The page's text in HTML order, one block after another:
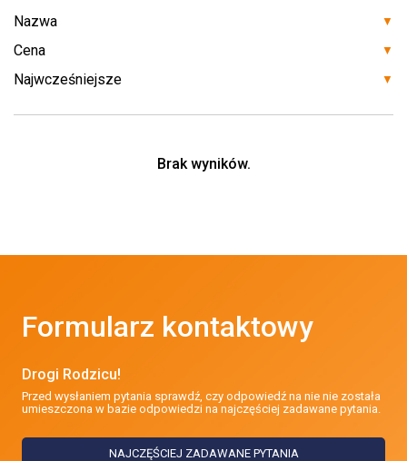
▼
▼
▼
Brak wyników.
Formularz kontaktowy
Drogi Rodzicu!
Przed wysłaniem pytania sprawdź, czy odpowiedź na nie nie została
umieszczona w bazie odpowiedzi na najczęściej zadawane pytania.
NAJCZĘŚCIEJ ZADAWANE PYTANIA